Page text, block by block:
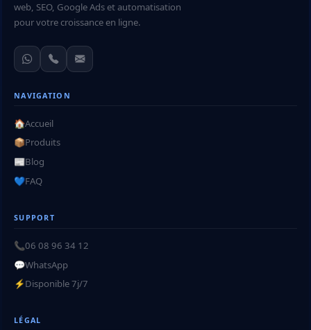
web, SEO, Google Ads et automatisation
pour votre croissance en ligne.
NAVIGATION
🏠Accueil
📦Produits
📰Blog
💙FAQ
SUPPORT
📞06 08 96 34 12
💬WhatsApp
⚡Disponible 7j/7
LÉGAL